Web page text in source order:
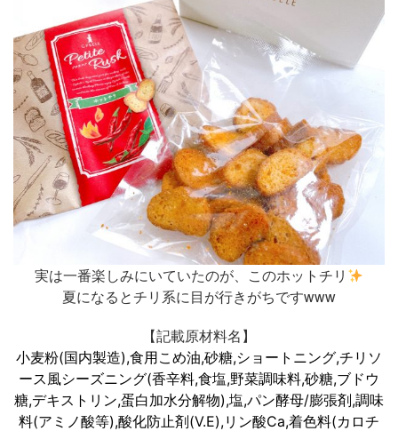
実は一番楽しみにいていたのが、このホットチリ
夏になるとチリ系に目が行きがちですwww
【記載原材料名】
小麦粉(国内製造),食用こめ油,砂糖,ショートニング,チリソ
ース風シーズニング(香辛料,食塩,野菜調味料,砂糖,ブドウ
糖,デキストリン,蛋白加水分解物),塩,パン酵母/膨張剤,調味
料(アミノ酸等),酸化防止剤(V.E),リン酸Ca,着色料(カロチ